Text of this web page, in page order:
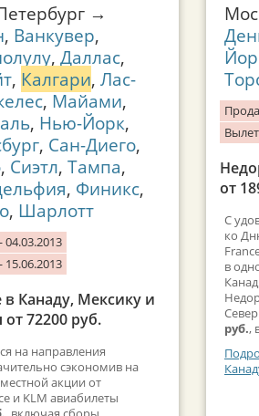
→
, Ванкувер,
, Даллас,
, Калгари, Лас-
, Майами,
, Нью-Йорк,
, Сан-Диего,
, Сиэтл, Тампа,
, Финикс,
, Шарлотт
Канаду, Мексику и
72200 руб.
на направления
сэкономив на
акции от
и KLM авиабилеты
от
С
ко
в
руб.,